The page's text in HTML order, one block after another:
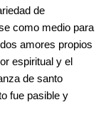
de
como medio para
amores propios
espiritual y el
de santo
fue pasible y